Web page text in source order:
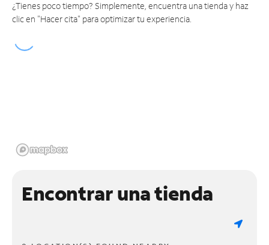
¿Tienes poco tiempo? Simplemente, encuentra una tienda y haz
clic en "Hacer cita" para optimizar tu experiencia.
Encontrar una tienda